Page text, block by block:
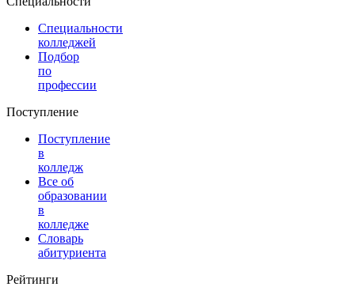
Специальности
колледжей
Подбор
по
профессии
Поступление
Поступление
в
колледж
Все об
образовании
в
колледже
Словарь
абитуриента
Рейтинги